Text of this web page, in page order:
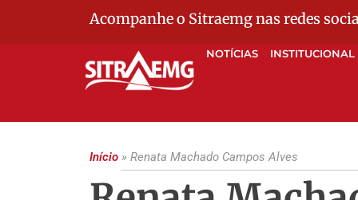
Acompanhe o Sitraemg nas redes
NOTÍCIAS INSTITUCIONAL
Início » Renata Machado Campos Alves